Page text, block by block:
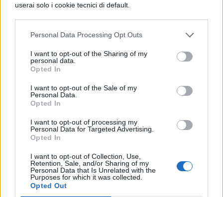
userai solo i cookie tecnici di default.
Personal Data Processing Opt Outs
I want to opt-out of the Sharing of my
personal data.
Opted In
I want to opt-out of the Sale of my
Personal Data.
Opted In
I want to opt-out of processing my
Personal Data for Targeted Advertising.
Opted In
I want to opt-out of Collection, Use,
Retention, Sale, and/or Sharing of my
Personal Data that Is Unrelated with the
Purposes for which it was collected.
Opted Out
PERIODO CLASSICO
PERIODO CLASSICO
De Legibus, Libro 1, Paragrafo 57
PERIODO CLASSICO
PERIODO CLASSICO